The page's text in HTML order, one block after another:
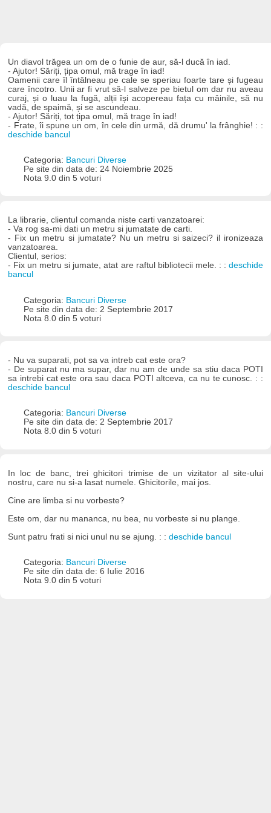
Un diavol trăgea un om de o funie de aur, să-l ducă în iad.
- Ajutor! Săriți, țipa omul, mă trage în iad!
Oamenii care îl întâlneau pe cale se speriau foarte tare și fugeau
care încotro. Unii ar fi vrut să-l salveze pe bietul om dar nu aveau
curaj, și o luau la fugă, alții își acopereau fața cu mâinile, să nu
vadă, de spaimă, și se ascundeau.
- Ajutor! Săriți, tot țipa omul, mă trage în iad!
- Frate, îi spune un om, în cele din urmă, dă drumu' la frânghie! : :
deschide bancul
Categoria: Bancuri Diverse
Pe site din data de: 24 Noiembrie 2025
Nota 9.0 din 5 voturi
La librarie, clientul comanda niste carti vanzatoarei:
- Va rog sa-mi dati un metru si jumatate de carti.
- Fix un metru si jumatate? Nu un metru si saizeci? il ironizeaza
vanzatoarea.
Clientul, serios:
- Fix un metru si jumate, atat are raftul bibliotecii mele. : : deschide
bancul
Categoria: Bancuri Diverse
Pe site din data de: 2 Septembrie 2017
Nota 8.0 din 5 voturi
- Nu va suparati, pot sa va intreb cat este ora?
- De suparat nu ma supar, dar nu am de unde sa stiu daca POTI
sa intrebi cat este ora sau daca POTI altceva, ca nu te cunosc. : :
deschide bancul
Categoria: Bancuri Diverse
Pe site din data de: 2 Septembrie 2017
Nota 8.0 din 5 voturi
In loc de banc, trei ghicitori trimise de un vizitator al site-ului
nostru, care nu si-a lasat numele. Ghicitorile, mai jos.
Cine are limba si nu vorbeste?
Este om, dar nu mananca, nu bea, nu vorbeste si nu plange.
Sunt patru frati si nici unul nu se ajung. : :deschide bancul
Categoria: Bancuri Diverse
Pe site din data de: 6 Iulie 2016
Nota 9.0 din 5 voturi